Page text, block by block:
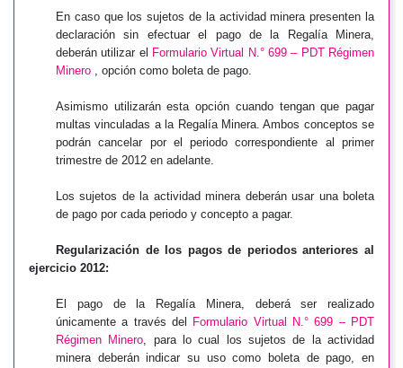
En caso que los sujetos de la actividad minera presenten la
declaración sin efectuar el pago de la Regalía Minera,
deberán utilizar el Formulario Virtual N.° 699 – PDT Régimen
Minero , opción como boleta de pago.
Asimismo utilizarán esta opción cuando tengan que pagar
multas vinculadas a la Regalía Minera. Ambos conceptos se
podrán cancelar por el periodo correspondiente al primer
trimestre de 2012 en adelante.
Los sujetos de la actividad minera deberán usar una boleta
de pago por cada periodo y concepto a pagar.
Regularización de los pagos de periodos anteriores al
ejercicio 2012:
El pago de la Regalía Minera, deberá ser realizado
únicamente a través del
Formulario Virtual N.° 699 – PDT
Régimen Minero, para lo cual los sujetos de la actividad
minera deberán indicar su uso como boleta de pago, en